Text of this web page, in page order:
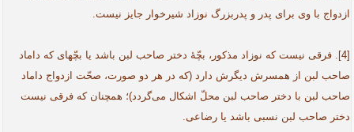
ازدواج با وی برای پدر و پدربزرگ نوزاد شیرخوار جایز نیست.
[4]. فرقی نیست که نوزاد مذکور، بچّۀ دختر صاحب لبن باشد یا بچّه­ای که داماد
صاحب لبن از همسرش دیگرش دارد (که در هر دو صورت، صحّت ازدواج داماد
صاحب لبن با دختر صاحب لبن محلّ اشکال می‌گردد)؛ همچنان که فرقی نیست
دختر صاحب لبن نسبی باشد یا رضاعی.